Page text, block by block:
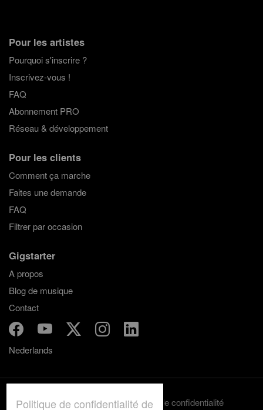
Pour les artistes
Pourquoi s'inscrire ?
Inscrivez-vous !
FAQ
Abonnement PRO
Réseau & développement
Pour les clients
Comment ça marche
Faites une demande
FAQ
Filtrer par occasion
Gigstarter
A propos
Blog de musique
Contact
Nederlands
Termes et conditions Politique de confidentialité
Politique de confidentialité de